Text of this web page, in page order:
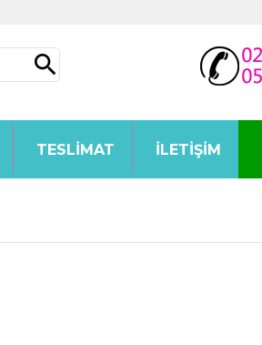
TESLIMAT İLETIŞIM